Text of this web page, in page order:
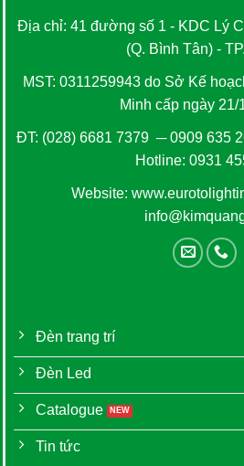
Địa chỉ: 41 đường số 1 - KDC Lý
(Q. Bình Tân) -
MST: 0311259943 do Sở Kế
Minh cấp ngày 21/
ĐT: (028) 6681 7379 ─0909 635
Hotline: 0931
Website:
Đèn trang trí
Đèn Led
Catalogue
Tin tức